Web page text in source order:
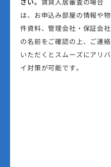
は、お申込み部屋の情報や物
件資料、管理会社・保証会社
の名前をご確認の上、ご連絡
いただくとスムーズにアリバ
イ対策が可能です。